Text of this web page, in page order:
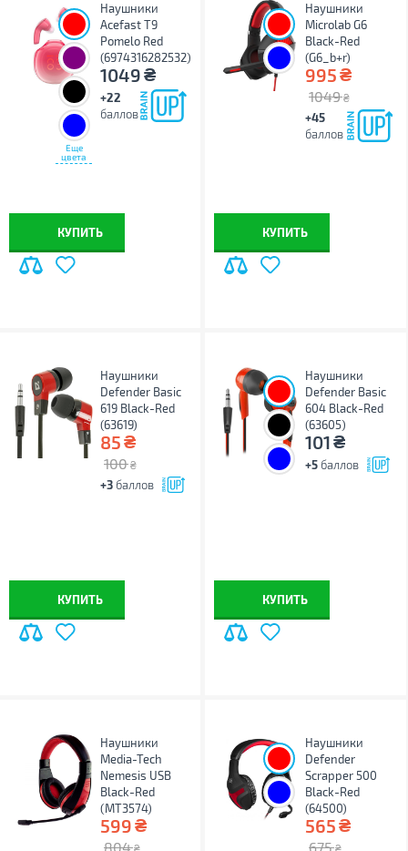
Еще
цвета
Наушники
Acefast T9
Pomelo Red
(6974316282532)
1049₴
+22
баллов
КУПИТЬ
Наушники
Microlab G6
Black-Red
(G6_b+r)
995₴
1049 ₴
+45
баллов
КУПИТЬ
Наушники
Defender Basic
619 Black-Red
(63619)
85₴
100 ₴
+3 баллов
КУПИТЬ
Наушники
Defender Basic
604 Black-Red
(63605)
101₴
+5 баллов
КУПИТЬ
Наушники
Media-Tech
Nemesis USB
Black-Red
(MT3574)
599₴
804 ₴
Наушники
Defender
Scrapper 500
Black-Red
(64500)
565₴
675 ₴